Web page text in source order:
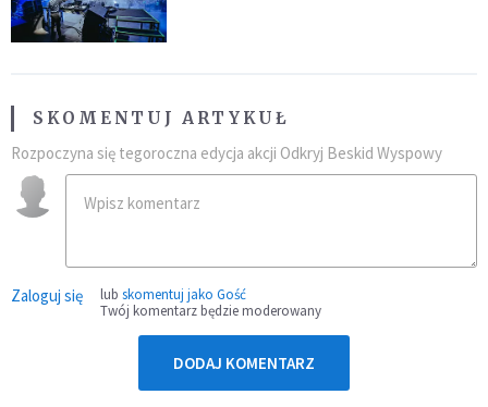
SKOMENTUJ ARTYKUŁ
Rozpoczyna się tegoroczna edycja akcji Odkryj Beskid Wyspowy
Zaloguj się lub skomentuj jako Gość
Twój komentarz będzie moderowany
DODAJ KOMENTARZ